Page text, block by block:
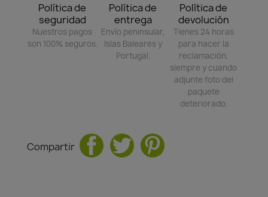
Política de
seguridad
Nuestros pagos
son 100% seguros.
Política de
entrega
Envío peninsular,
Islas Baleares y
Portugal.
Política de
devolución
Tienes 24 horas
para hacer la
reclamación,
siempre y cuando
adjunte foto del
paquete
deteriorado.
Compartir